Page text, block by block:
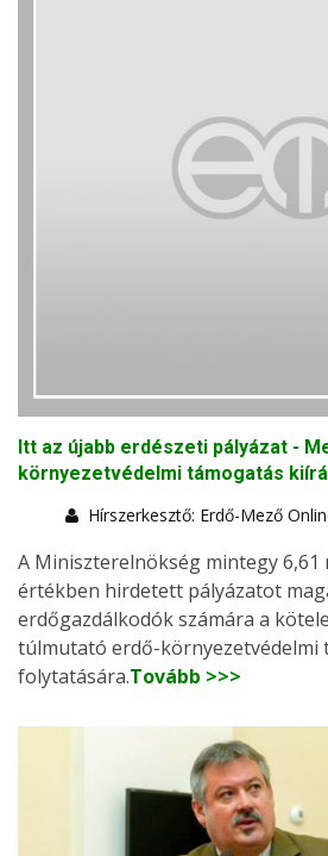
Itt az újabb erdészeti pályázat -
környezetvédelmi támogatás
Hírszerkesztő: Erdő-Mező
A Miniszterelnökség mintegy
értékben hirdetett pályázatot
erdőgazdálkodók számára a
túlmutató erdő-környezetvédelmi
folytatására.Tovább >>>